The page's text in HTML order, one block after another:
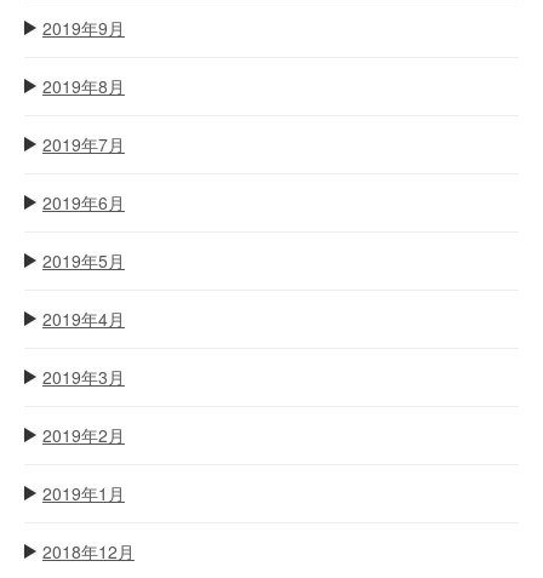
2019年9月
2019年8月
2019年7月
2019年6月
2019年5月
2019年4月
2019年3月
2019年2月
2019年1月
2018年12月